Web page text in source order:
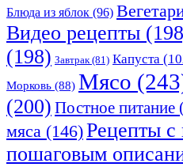
Блюда из яблок (96)
Видео рецепты
(198) Завтрак(81) Капуста
Морковь (88) Мясо
(200) Постное питание
мяса (146)Рецепты
пошаговым